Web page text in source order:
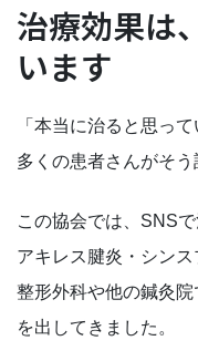
治療効果は
います
「本当に治ると思って
多くの患者さんがそう
この協会では、SNS
アキレス腱炎・シン
整形外科や他の鍼灸
を出してきました。